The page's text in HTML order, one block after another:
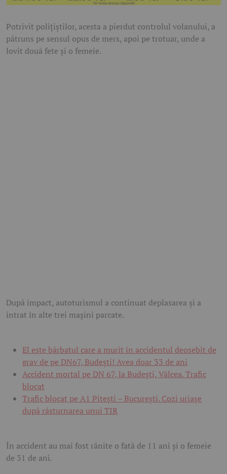
Potrivit polițiștilor, acesta a pierdut controlul volanului, a
pătruns pe sensul opus de mers, apoi pe trotuar, unde a
lovit două fete și o femeie.
După impact, autoturismul a continuat deplasarea și a
intrat în alte trei mașini parcate.
El este bărbatul care a murit în accidentul deosebit de
grav de pe DN67, Budești! Avea doar 33 de ani
Accident mortal pe DN 67, la Budești, Vâlcea. Trafic
blocat
Trafic blocat pe A1 Pitești – București. Cozi uriașe
după răsturnarea unui TIR
În accident au mai fost rănite o fată de 11 ani și o femeie
de 31 de ani.